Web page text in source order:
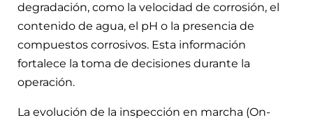
degradación, como la velocidad de corrosión, el
contenido de agua, el pH o la presencia de
compuestos corrosivos. Esta información
fortalece la toma de decisiones durante la
operación.
La evolución de la inspección en marcha (On-